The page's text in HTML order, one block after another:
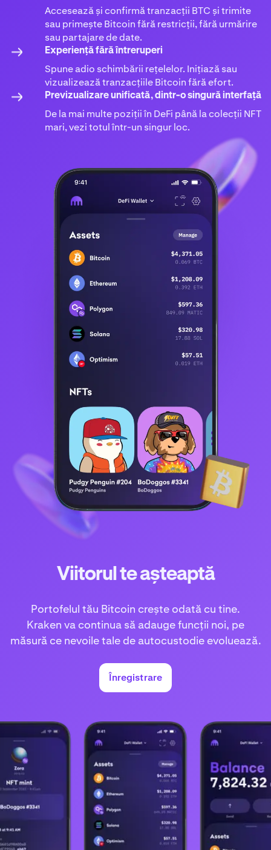
Accesează și confirmă tranzacții BTC și trimite
sau primește Bitcoin fără restricții, fără urmărire
sau partajare de date.
Experiență fără întreruperi
Spune adio schimbării rețelelor. Inițiază sau
vizualizează tranzacțiile Bitcoin fără efort.
Previzualizare unificată, dintr-o singură interfață
De la mai multe poziții în DeFi până la colecții NFT
mari, vezi totul într-un singur loc.
Viitorul te așteaptă
Portofelul tău Bitcoin crește odată cu tine.
Kraken va continua să adauge funcții noi, pe
măsură ce nevoile tale de autocustodie evoluează.
Înregistrare